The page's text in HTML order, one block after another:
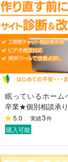
お客様に伝わりや
眠っているホーム
卒業★個別相談承
5.0 実績3件
購入可能